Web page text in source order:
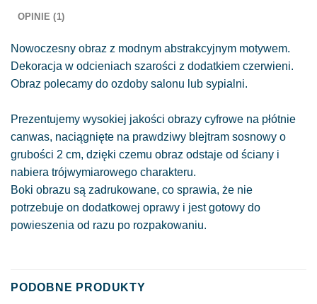
OPINIE (1)
Nowoczesny obraz z modnym abstrakcyjnym motywem.
Dekoracja w odcieniach szarości z dodatkiem czerwieni.
Obraz polecamy do ozdoby salonu lub sypialni.
Prezentujemy wysokiej jakości obrazy cyfrowe na płótnie
canwas, naciągnięte na prawdziwy blejtram sosnowy o
grubości 2 cm, dzięki czemu obraz odstaje od ściany i
nabiera trójwymiarowego charakteru.
Boki obrazu są zadrukowane, co sprawia, że nie
potrzebuje on dodatkowej oprawy i jest gotowy do
powieszenia od razu po rozpakowaniu.
PODOBNE PRODUKTY